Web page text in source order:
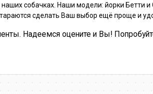
собачках. Наши модели: йорки Бетти
сделать Ваш выбор ещё проще и
Надеемся оцените и Вы!